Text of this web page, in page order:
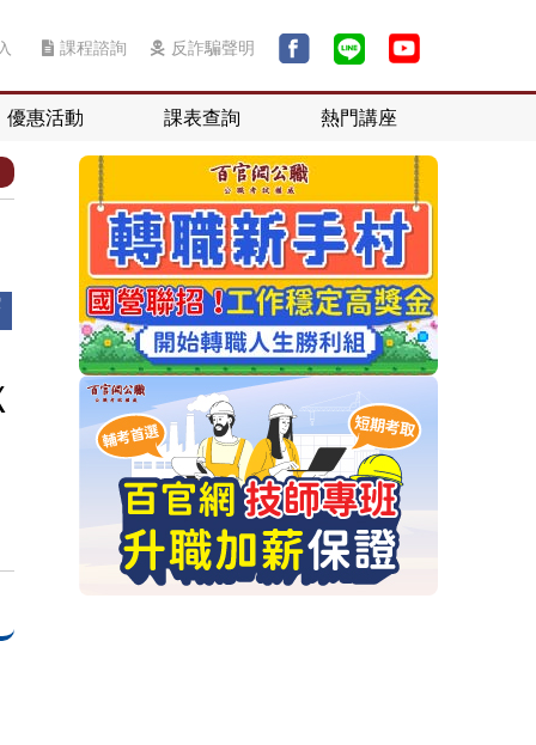
課程諮詢 反詐騙聲明
優惠活動 課表查詢 熱門講座